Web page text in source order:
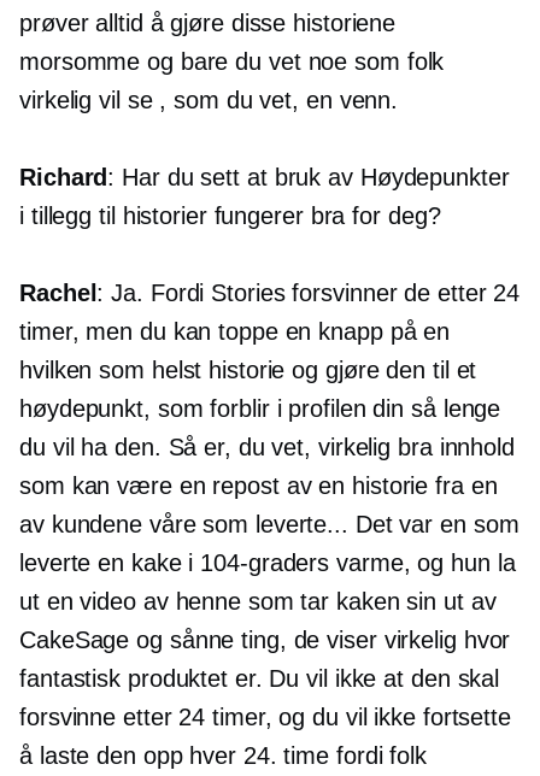
prøver alltid å gjøre disse historiene
morsomme og bare du vet noe som folk
virkelig vil se , som du vet, en venn.
Richard: Har du sett at bruk av Høydepunkter
i tillegg til historier fungerer bra for deg?
Rachel : Ja. Fordi Stories forsvinner de etter 24
timer, men du kan toppe en knapp på en
hvilken som helst historie og gjøre den til et
høydepunkt, som forblir i profilen din så lenge
du vil ha den. Så er, du vet, virkelig bra innhold
som kan være en repost av en historie fra en
av kundene våre som leverte... Det var en som
leverte en kake i 104-graders varme, og hun la
ut en video av henne som tar kaken sin ut av
CakeSage og sånne ting, de viser virkelig hvor
fantastisk produktet er. Du vil ikke at den skal
forsvinne etter 24 timer, og du vil ikke fortsette
å laste den opp hver 24. time fordi folk